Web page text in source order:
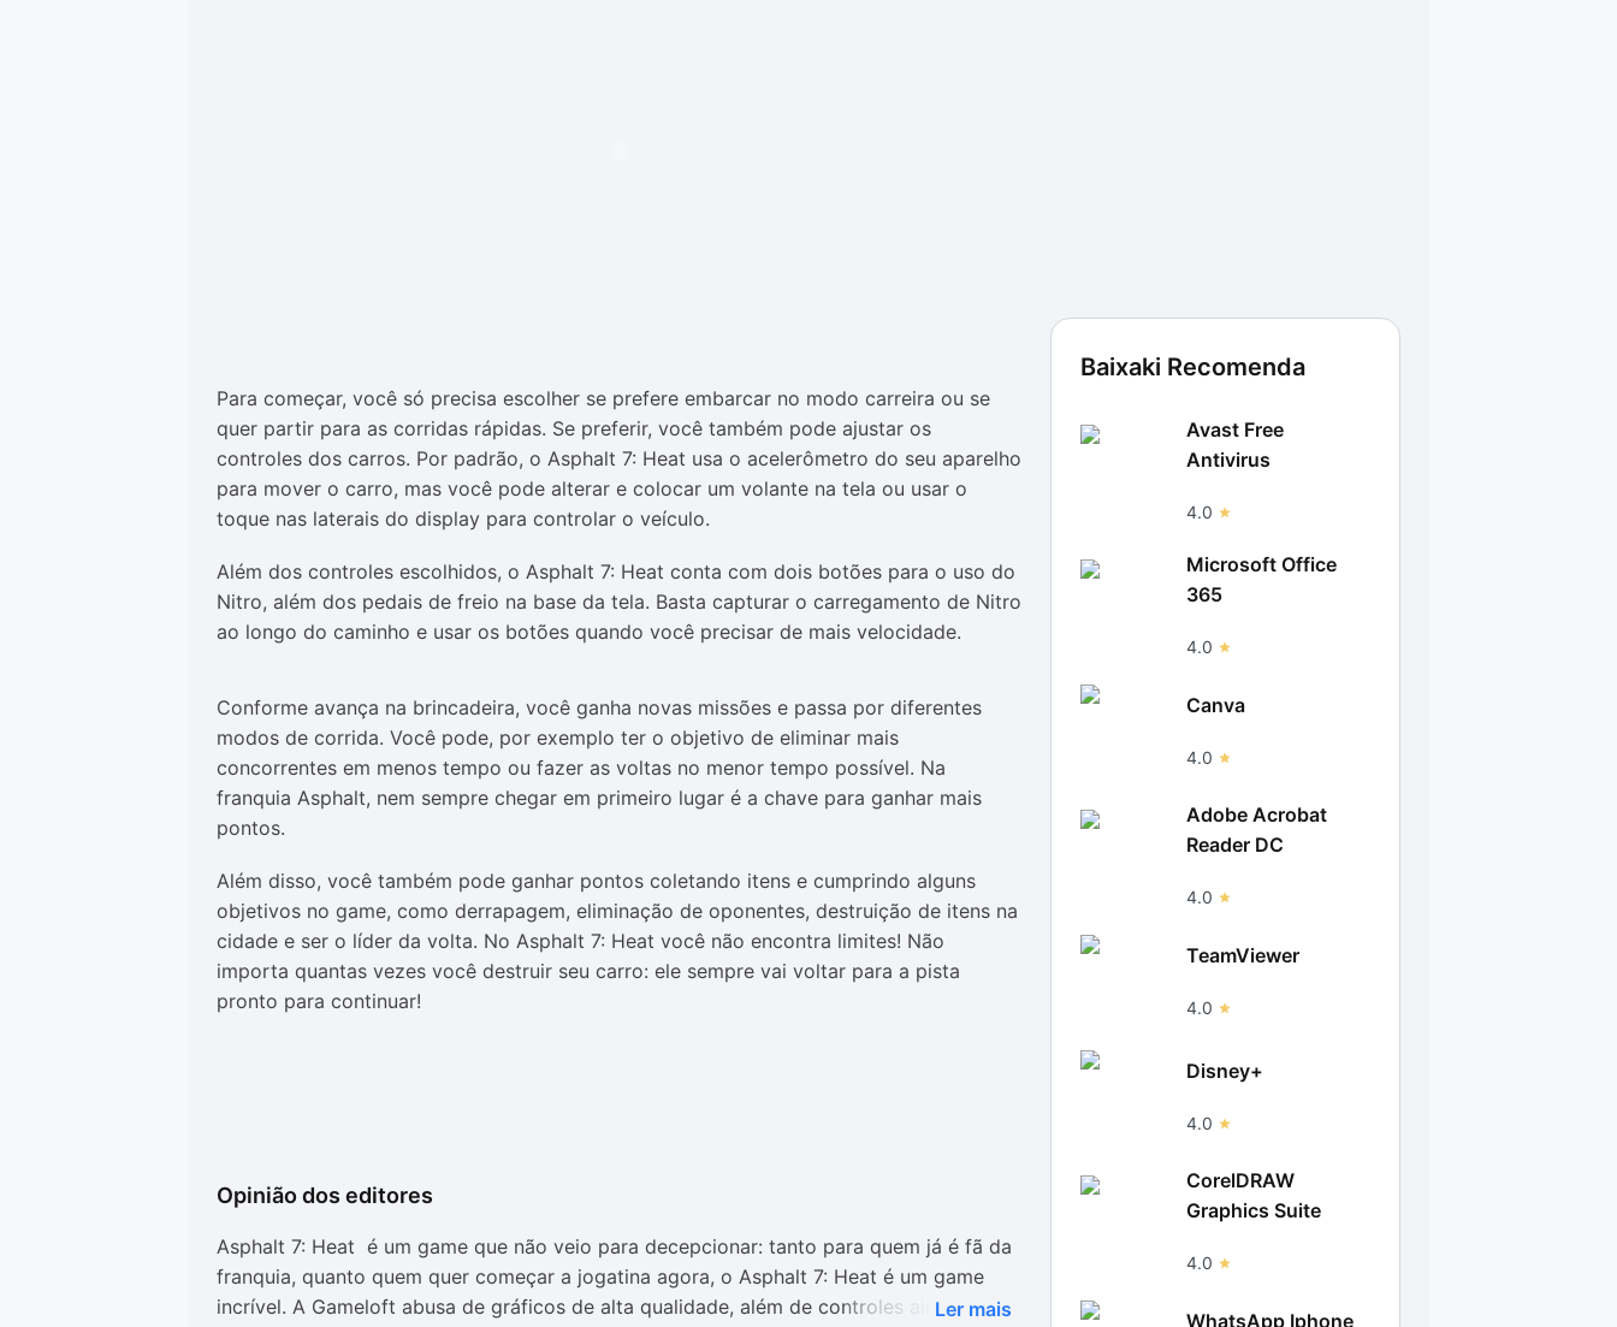
Para começar, você só precisa escolher se prefere embarcar no modo carreira ou se
quer partir para as corridas rápidas. Se preferir, você também pode ajustar os
controles dos carros. Por padrão, o Asphalt 7: Heat usa o acelerômetro do seu aparelho
para mover o carro, mas você pode alterar e colocar um volante na tela ou usar o
toque nas laterais do display para controlar o veículo.
Além dos controles escolhidos, o Asphalt 7: Heat conta com dois botões para o uso do
Nitro, além dos pedais de freio na base da tela. Basta capturar o carregamento de Nitro
ao longo do caminho e usar os botões quando você precisar de mais velocidade.
Conforme avança na brincadeira, você ganha novas missões e passa por diferentes
modos de corrida. Você pode, por exemplo ter o objetivo de eliminar mais
concorrentes em menos tempo ou fazer as voltas no menor tempo possível. Na
franquia Asphalt, nem sempre chegar em primeiro lugar é a chave para ganhar mais
pontos.
Além disso, você também pode ganhar pontos coletando itens e cumprindo alguns
objetivos no game, como derrapagem, eliminação de oponentes, destruição de itens na
cidade e ser o líder da volta. No Asphalt 7: Heat você não encontra limites! Não
importa quantas vezes você destruir seu carro: ele sempre vai voltar para a pista
pronto para continuar!
Opinião dos editores
Asphalt 7: Heat é um game que não veio para decepcionar: tanto para quem já é fã da
franquia, quanto quem quer começar a jogatina agora, o Asphalt 7: Heat é um game
incrível. A Gameloft abusa de gráficos de alta qualidade, além de controles ainda mais
Ler mais
Baixaki Recomenda
Avast Free
Antivirus
4.0
Microsoft Office
365
4.0
Canva
4.0
Adobe Acrobat
Reader DC
4.0
TeamViewer
4.0
Disney+
4.0
CorelDRAW
Graphics Suite
4.0
WhatsApp Iphone